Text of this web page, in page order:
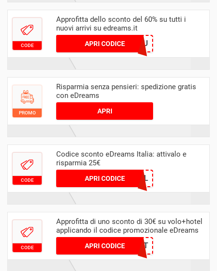
CODE
Approfitta dello sconto del 60% su tutti i
nuovi arrivi su edreams.it
APRI CODICEBLF60EU
PROMO
Risparmia senza pensieri: spedizione gratis
con eDreams
APRI
CODE
Codice sconto eDreams Italia: attivalo e
risparmia 25€
APRI CODICEWIDIAPRIL
CODE
Approfitta di uno sconto di 30€ su volo+hotel
applicando il codice promozionale eDreams
APRI CODICEPROMO30IT